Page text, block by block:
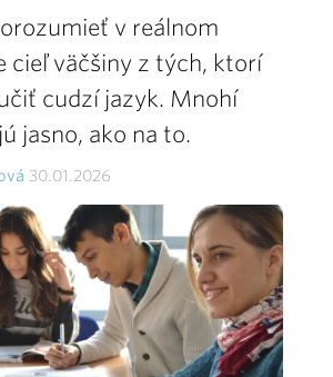
v reálnom
cieľ väčšiny z tých, ktorí
cudzí jazyk. Mnohí
jasno, ako na to.
30.01.2026